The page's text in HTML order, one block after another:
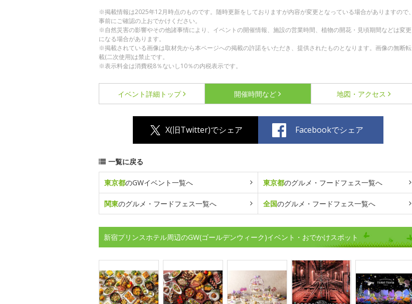
※掲載情報は2025年12月時点のものです。随時更新をしておりますが内容が変更となっている場合がありますので、
事前にご確認の上おでかけください。
※自然災害の影響やその他諸事情により、イベントの開催情報、施設の営業時間、植物の開花・見頃期間などは変更
になる場合があります。
※掲載されている画像は取材先から本ページへの掲載の許諾をいただき、提供されたものとなります。画像の無断転
載(二次使用)は禁止です。
※表示料金は消費税8％ないし10％の内税表示です。
イベント詳細 トップ 開催時間など 地図・アクセス
X(旧Twitter)でシェア Facebookでシェア
一覧に戻る
東京都のGWイベント一覧へ 東京都のグルメ・フードフェス一覧へ
関東のグルメ・フードフェス一覧へ 全国のグルメ・フードフェス一覧へ
新宿プリンスホテル周辺のGW(ゴールデンウィーク)イベント・おでかけスポット